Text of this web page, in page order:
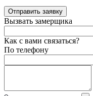
Отправить заявку
Вызвать замерщика
Как с вами связаться?
По телефону